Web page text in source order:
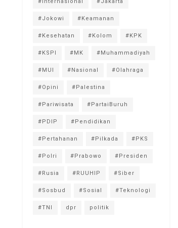
#Jokowi #Keamanan
#Kesehatan #Kolom #KPK
#KSPI #MK #Muhammadiyah
#MUI #Nasional #Olahraga
#Opini #Palestina
#Pariwisata #PartaiBuruh
#PDIP #Pendidikan
#Pertahanan #Pilkada #PKS
#Polri #Prabowo #Presiden
#Rusia #RUUHIP #Siber
#Sosbud #Sosial #Teknologi
#TNI dpr politik